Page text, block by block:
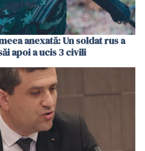
anexată: Un soldat rus a
apoi a ucis 3 civili